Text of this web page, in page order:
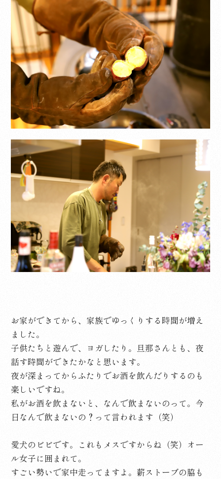
お家ができてから、家族でゆっくりする時間が増え
ました。
子供たちと遊んで、ヨガしたり。旦那さんとも、夜
話す時間ができたかなと思います。
夜が深まってからふたりでお酒を飲んだりするのも
楽しいですね。
私がお酒を飲まないと、なんで飲まないのって。今
日なんで飲まないの？って言われます（笑）
愛犬のビビです。これもメスですからね（笑）オー
ル女子に囲まれて。
すごい勢いで家中走ってますよ。薪ストーブの脇も